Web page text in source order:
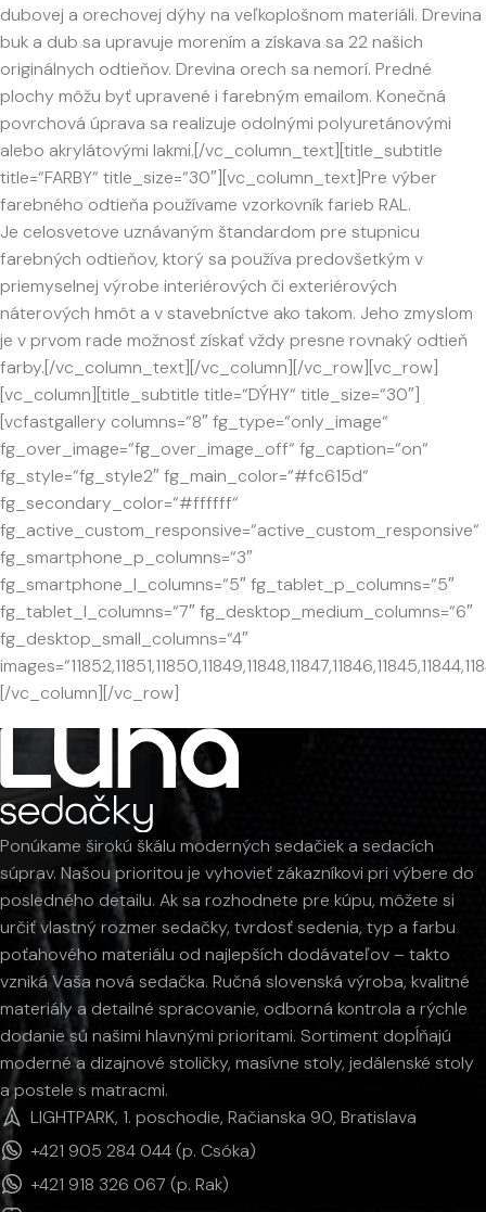
dubovej a orechovej dýhy na veľkoplošnom materiáli. Drevina
buk a dub sa upravuje morením a získava sa 22 našich
originálnych odtieňov. Drevina orech sa nemorí. Predné
plochy môžu byť upravené i farebným emailom. Konečná
povrchová úprava sa realizuje odolnými polyuretánovými
alebo akrylátovými lakmi.[/vc_column_text][title_subtitle
title=“FARBY“ title_size=“30″][vc_column_text]Pre výber
farebného odtieňa používame vzorkovník farieb RAL.
Je celosvetove uznávaným štandardom pre stupnicu
farebných odtieňov, ktorý sa používa predovšetkým v
priemyselnej výrobe interiérových či exteriérových
náterových hmôt a v stavebníctve ako takom. Jeho zmyslom
je v prvom rade možnosť získať vždy presne rovnaký odtieň
farby.[/vc_column_text][/vc_column][/vc_row][vc_row]
[vc_column][title_subtitle title=“DÝHY“ title_size=“30″]
[vcfastgallery columns=“8″ fg_type=“only_image“
fg_over_image=“fg_over_image_off“ fg_caption=“on“
fg_style=“fg_style2″ fg_main_color=“#fc615d“
fg_secondary_color=“#ffffff“
fg_active_custom_responsive=“active_custom_responsive“
fg_smartphone_p_columns=“3″
fg_smartphone_l_columns=“5″ fg_tablet_p_columns=“5″
fg_tablet_l_columns=“7″ fg_desktop_medium_columns=“6″
fg_desktop_small_columns=“4″
[/vc_column][/vc_row]
Ponúkame širokú škálu moderných sedačiek a sedacích
súprav. Našou prioritou je vyhovieť zákazníkovi pri výbere do
posledného detailu. Ak sa rozhodnete pre kúpu, môžete si
určiť vlastný rozmer sedačky, tvrdosť sedenia, typ a farbu
poťahového materiálu od najlepších dodávateľov – takto
vzniká Vaša nová sedačka. Ručná slovenská výroba, kvalitné
materiály a detailné spracovanie, odborná kontrola a rýchle
dodanie sú našimi hlavnými prioritami. Sortiment dopĺňajú
moderné a dizajnové stoličky, masívne stoly, jedálenské stoly
a postele s matracmi.
LIGHTPARK, 1. poschodie, Račianska 90, Bratislava
+421 905 284 044 (p. Csóka)
+421 918 326 067 (p. Rak)